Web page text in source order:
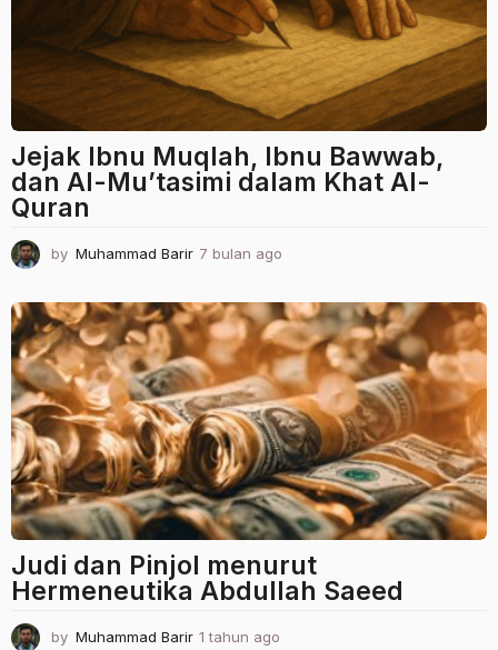
Jejak Ibnu Muqlah, Ibnu Bawwab,
dan Al-Mu’tasimi dalam Khat Al-
Quran
by Muhammad Barir 7 bulan ago
l
n
a
g
o
Judi dan Pinjol menurut
Hermeneutika Abdullah Saeed
by Muhammad Barir 1 tahun ago